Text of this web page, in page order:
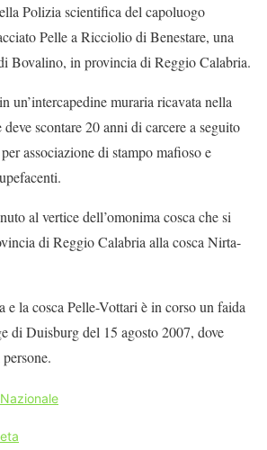
Polizia scientifica del capoluogo
Pelle a Ricciolio di Benestare, una
Bovalino, in provincia di Reggio Calabria.
un’intercapedine muraria ricavata nella
scontare 20 anni di carcere a seguito
associazione di stampo mafioso e
al vertice dell’omonima cosca che si
di Reggio Calabria alla cosca Nirta-
e la cosca Pelle-Vottari è in corso un faida
di Duisburg del 15 agosto 2007, dove
Nazionale